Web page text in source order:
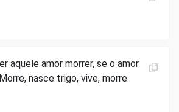
aquele amor morrer, se o amor
nasce trigo, vive, morre